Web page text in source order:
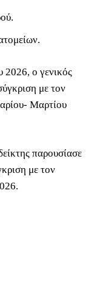
2026, ο γενικός
με τον
Μαρτίου
παρουσίασε
με τον